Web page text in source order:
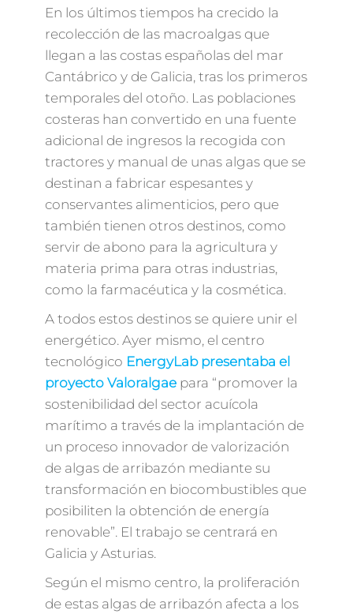
En los últimos tiempos ha crecido la
recolección de las macroalgas que
llegan a las costas españolas del mar
Cantábrico y de Galicia, tras los primeros
temporales del otoño. Las poblaciones
costeras han convertido en una fuente
adicional de ingresos la recogida con
tractores y manual de unas algas que se
destinan a fabricar espesantes y
conservantes alimenticios, pero que
también tienen otros destinos, como
servir de abono para la agricultura y
materia prima para otras industrias,
como la farmacéutica y la cosmética.
A todos estos destinos se quiere unir el
energético. Ayer mismo, el centro
tecnológico EnergyLab presentaba el
proyecto Valoralgaepara “promover la
sostenibilidad del sector acuícola
marítimo a través de la implantación de
un proceso innovador de valorización
de algas de arribazón mediante su
transformación en biocombustibles que
posibiliten la obtención de energía
renovable”. El trabajo se centrará en
Galicia y Asturias.
Según el mismo centro, la proliferación
de estas algas de arribazón afecta a los